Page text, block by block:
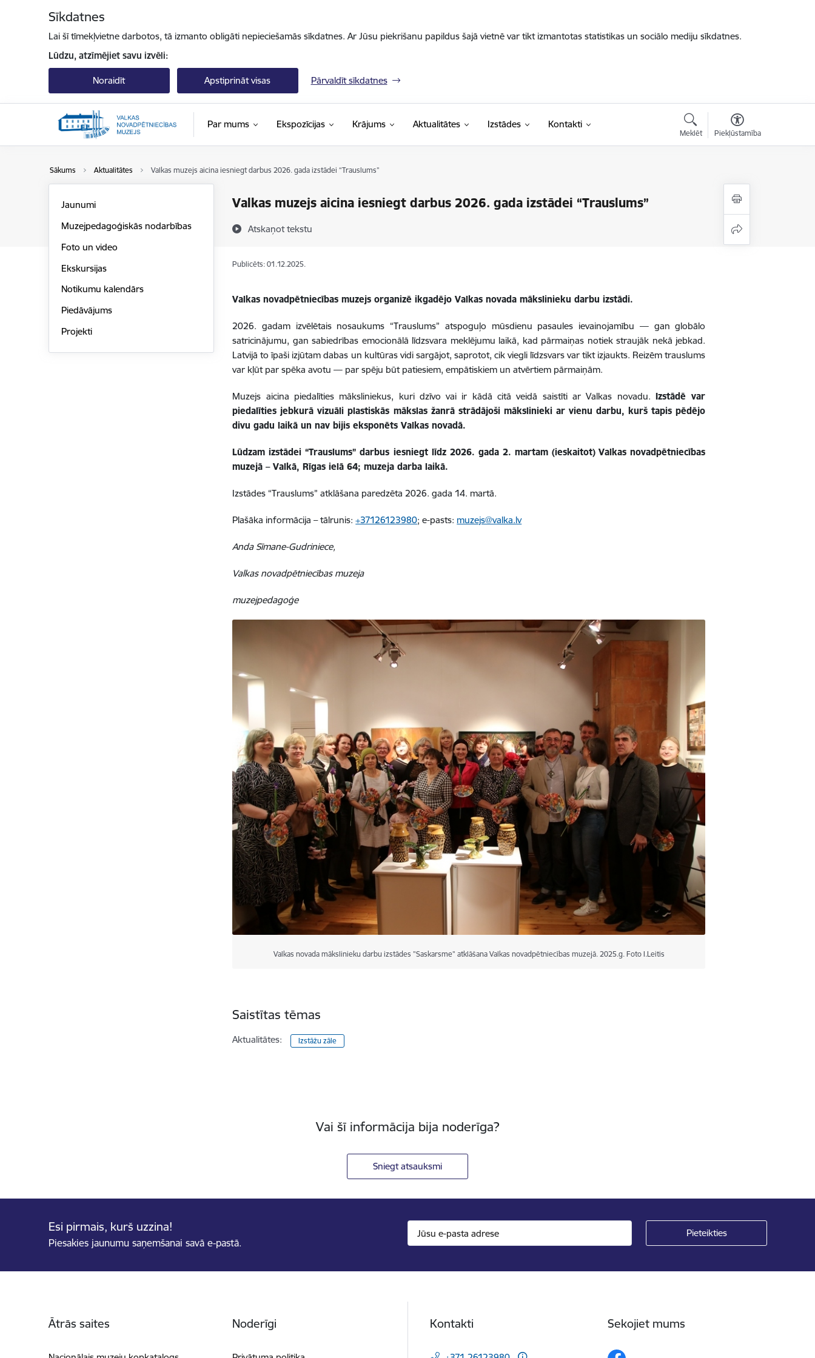
Sīkdatnes
Lai šī tīmekļvietne darbotos, tā izmanto obligāti nepieciešamās sīkdatnes. Ar Jūsu piekrišanu papildus šajā vietnē var tikt izmantotas statistikas un sociālo mediju sīkdatnes.
Lūdzu, atzīmējiet savu izvēli:
Noraidīt Apstiprināt visas Pārvaldīt sīkdatnes
Par mums Ekspozīcijas Krājums Aktualitātes Izstādes Kontakti
Meklēt Piekļūstamība
Sākums Aktualitātes Valkas muzejs aicina iesniegt darbus 2026. gada izstādei “Trauslums”
Valkas muzejs aicina iesniegt darbus 2026. gada izstādei “Trauslums”
Atskaņot tekstu
Jaunumi
Muzejpedagoģiskās nodarbības
Foto un video
Ekskursijas
Notikumu kalendārs
Piedāvājums
Projekti
Publicēts: 01.12.2025.
Valkas novadpētniecības muzejs organizē ikgadējo Valkas novada mākslinieku darbu izstādi.
2026. gadam izvēlētais nosaukums “Trauslums” atspoguļo mūsdienu pasaules ievainojamību — gan globālo
satricinājumu, gan sabiedrības emocionālā līdzsvara meklējumu laikā, kad pārmaiņas notiek straujāk nekā jebkad.
Latvijā to īpaši izjūtam dabas un kultūras vidi sargājot, saprotot, cik viegli līdzsvars var tikt izjaukts. Reizēm trauslums
var kļūt par spēka avotu — par spēju būt patiesiem, empātiskiem un atvērtiem pārmaiņām.
Muzejs aicina piedalīties māksliniekus, kuri dzīvo vai ir kādā citā veidā saistīti ar Valkas novadu. Izstādē var
piedalīties jebkurā vizuāli plastiskās mākslas žanrā strādājoši mākslinieki ar vienu darbu, kurš tapis pēdējo
divu gadu laikā un nav bijis eksponēts Valkas novadā.
Lūdzam izstādei “Trauslums” darbus iesniegt līdz 2026. gada 2. martam (ieskaitot) Valkas novadpētniecības
muzejā – Valkā, Rīgas ielā 64; muzeja darba laikā.
Izstādes “Trauslums” atklāšana paredzēta 2026. gada 14. martā.
Plašāka informācija – tālrunis:+37126123980; e-pasts: muzejs@valka.lv
Anda Sīmane-Gudriniece,
Valkas novadpētniecības muzeja
muzejpedagoģe
Valkas novada mākslinieku darbu izstādes "Saskarsme" atklāšana Valkas novadpētniecības muzejā. 2025.g. Foto I.Leitis
Saistītas tēmas
Aktualitātes: Izstāžu zāle
Vai šī informācija bija noderīga?
Sniegt atsauksmi
Esi pirmais, kurš uzzina!
Piesakies jaunumu saņemšanai savā e-pastā.
Ātrās saites Noderīgi Kontakti Sekojiet mums